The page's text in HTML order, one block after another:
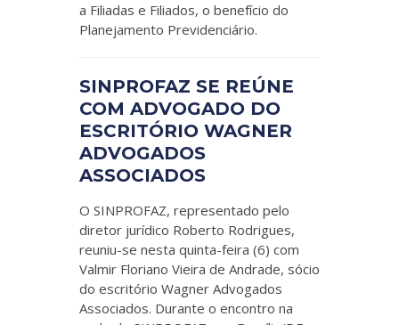
a Filiadas e Filiados, o benefício do
Planejamento Previdenciário.
SINPROFAZ SE REÚNE
COM ADVOGADO DO
ESCRITÓRIO WAGNER
ADVOGADOS
ASSOCIADOS
O SINPROFAZ, representado pelo
diretor jurídico Roberto Rodrigues,
reuniu-se nesta quinta-feira (6) com
Valmir Floriano Vieira de Andrade, sócio
do escritório Wagner Advogados
Associados. Durante o encontro na